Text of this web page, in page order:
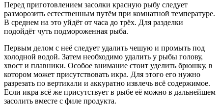
Перед приготовлением засолки красную рыбу следует
разморозить естественным путём при комнатной температуре.
В среднем на это уйдёт от часа до трёх. Для разделки
подойдёт чуть подмороженная рыба.
Первым делом с неё следует удалить чешую и промыть под
холодной водой. Затем необходимо удалить у рыбы голову,
хвост и плавники. Особое внимание стоит уделить брюшку, в
котором может присутствовать икра. Для этого его нужно
разрезать по вертикали и аккуратно извлечь всё содержимое.
Если икра всё же присутствует в рыбе её можно в дальнейшем
засолить вместе с филе продукта.